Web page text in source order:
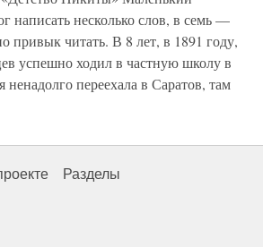
написать несколько слов, в семь —
привык читать. В 8 лет, в 1891 году,
успешно ходил в частную школу в
ненадолго переехала в Саратов, там
Разделы